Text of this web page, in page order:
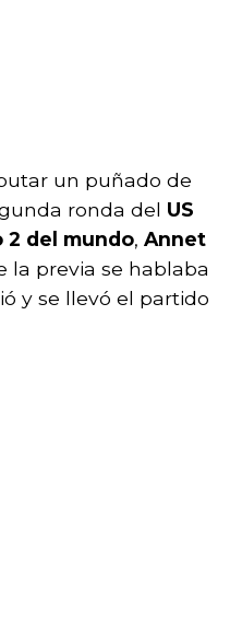
un puñado de
ronda del US
2 del mundo, Annet
la previa se hablaba
y se llevó el partido